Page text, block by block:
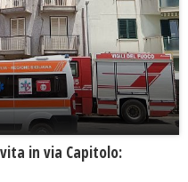
in via Capitolo: